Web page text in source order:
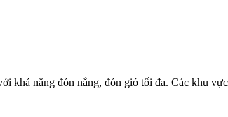
khả năng đón nắng, đón gió tối đa. Các khu